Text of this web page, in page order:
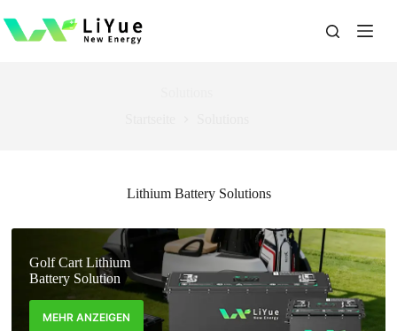
过
Lithium Battery Solutions
Golf Cart Lithium
Battery Solution
MEHR ANZEIGEN